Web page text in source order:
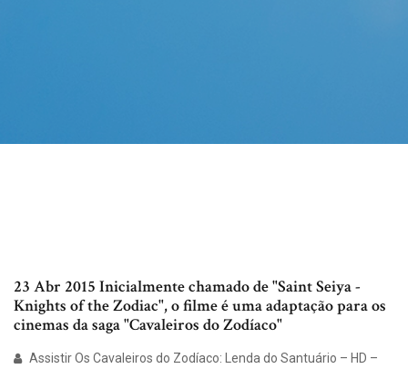
23 Abr 2015 Inicialmente chamado de "Saint Seiya -
Knights of the Zodiac", o filme é uma adaptação para os
cinemas da saga "Cavaleiros do Zodíaco"
Assistir Os Cavaleiros do Zodíaco: Lenda do Santuário – HD –